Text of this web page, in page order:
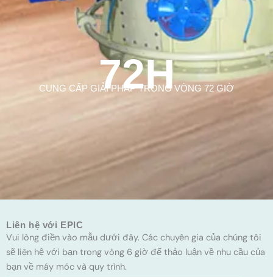
72H
CUNG CẤP GIẢI PHÁP TRONG VÒNG 72 GIỜ
Liên hệ với EPIC
Vui lòng điền vào mẫu dưới đây. Các chuyên gia của chúng tôi
sẽ liên hệ với bạn trong vòng 6 giờ để thảo luận về nhu cầu của
bạn về máy móc và quy trình.